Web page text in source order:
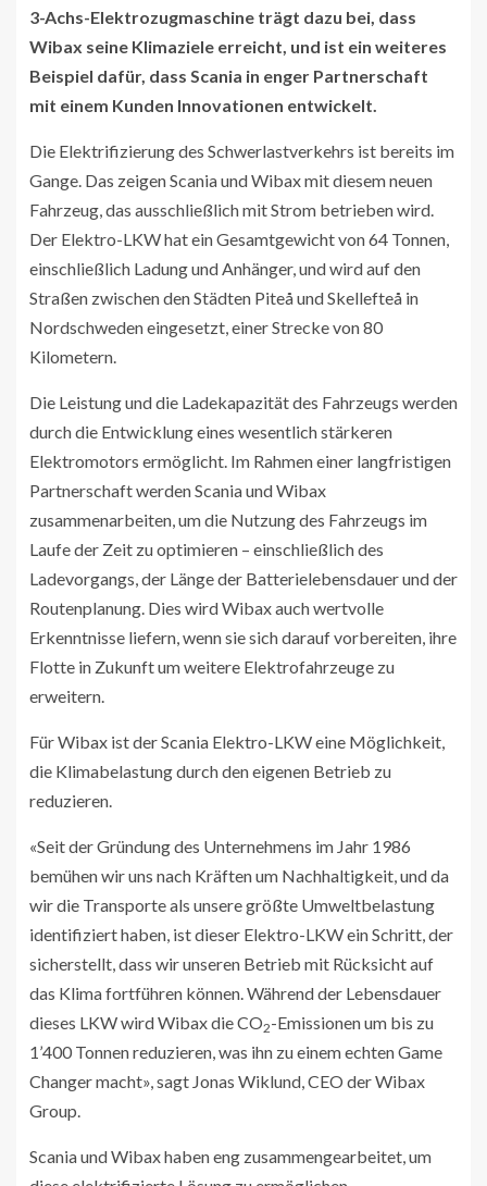
3-Achs-Elektrozugmaschine trägt dazu bei, dass
Wibax seine Klimaziele erreicht, und ist ein weiteres
Beispiel dafür, dass Scania in enger Partnerschaft
mit einem Kunden Innovationen entwickelt.
Die Elektrifizierung des Schwerlastverkehrs ist bereits im
Gange. Das zeigen Scania und Wibax mit diesem neuen
Fahrzeug, das ausschließlich mit Strom betrieben wird.
Der Elektro-LKW hat ein Gesamtgewicht von 64 Tonnen,
einschließlich Ladung und Anhänger, und wird auf den
Straßen zwischen den Städten Piteå und Skellefteå in
Nordschweden eingesetzt, einer Strecke von 80
Kilometern.
Die Leistung und die Ladekapazität des Fahrzeugs werden
durch die Entwicklung eines wesentlich stärkeren
Elektromotors ermöglicht. Im Rahmen einer langfristigen
Partnerschaft werden Scania und Wibax
zusammenarbeiten, um die Nutzung des Fahrzeugs im
Laufe der Zeit zu optimieren – einschließlich des
Ladevorgangs, der Länge der Batterielebensdauer und der
Routenplanung. Dies wird Wibax auch wertvolle
Erkenntnisse liefern, wenn sie sich darauf vorbereiten, ihre
Flotte in Zukunft um weitere Elektrofahrzeuge zu
erweitern.
Für Wibax ist der Scania Elektro-LKW eine Möglichkeit,
die Klimabelastung durch den eigenen Betrieb zu
reduzieren.
«Seit der Gründung des Unternehmens im Jahr 1986
bemühen wir uns nach Kräften um Nachhaltigkeit, und da
wir die Transporte als unsere größte Umweltbelastung
identifiziert haben, ist dieser Elektro-LKW ein Schritt, der
sicherstellt, dass wir unseren Betrieb mit Rücksicht auf
das Klima fortführen können. Während der Lebensdauer
dieses LKW wird Wibax die CO2-Emissionen um bis zu
1’400 Tonnen reduzieren, was ihn zu einem echten Game
Changer macht», sagt Jonas Wiklund, CEO der Wibax
Group.
Scania und Wibax haben eng zusammengearbeitet, um